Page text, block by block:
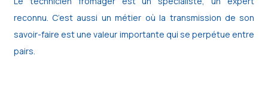
reconnu. C’est aussi un métier où la transmission de son
savoir-faire est une valeur importante qui se perpétue entre
pairs.